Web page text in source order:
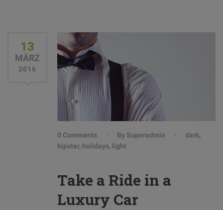
13
MÄRZ
2016
0 Comments By Superadmin dark,
hipster, holidays, light
Take a Ride in a
Luxury Car